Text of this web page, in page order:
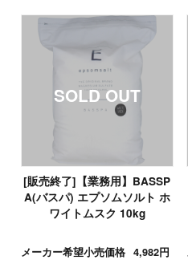
[販売終了]【業務用】BASSP
A(バスパ) エプソムソルト ホ
ワイトムスク 10kg
メーカー希望小売価格 4,982円